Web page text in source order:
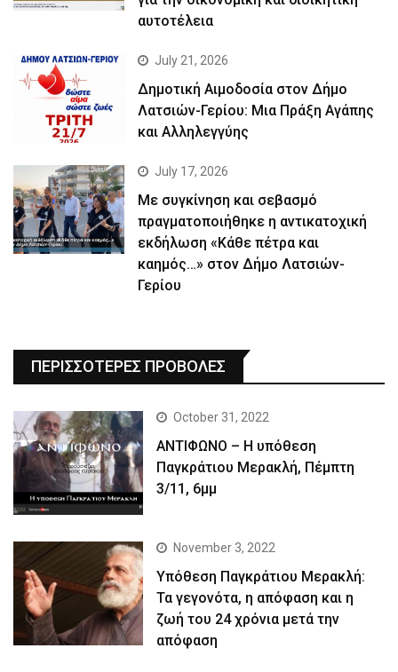
αυτοτέλεια
July 21, 2026
Δημοτική Αιμοδοσία στον Δήμο
Λατσιών-Γερίου: Μια Πράξη Αγάπης
και Αλληλεγγύης
July 17, 2026
Με συγκίνηση και σεβασμό
πραγματοποιήθηκε η αντικατοχική
εκδήλωση «Κάθε πέτρα και
καημός…» στον Δήμο Λατσιών-
Γερίου
ΠΕΡΙΣΣΟΤΕΡΕΣ ΠΡΟΒΟΛΕΣ
October 31, 2022
ΑΝΤΙΦΩΝΟ – Η υπόθεση
Παγκράτιου Μερακλή, Πέμπτη
3/11, 6μμ
November 3, 2022
Yπόθεση Παγκράτιου Μερακλή:
Τα γεγονότα, η απόφαση και η
ζωή του 24 χρόνια μετά την
απόφαση